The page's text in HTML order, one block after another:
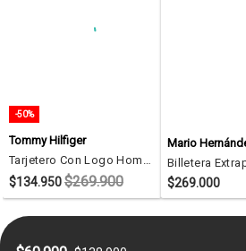
-50%
Tommy Hilfiger
$134.950$269.900
Mario
$269.000